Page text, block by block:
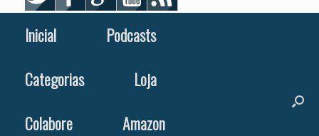
Inicial
Podcasts
Categorias
Loja
Colabore
Amazon